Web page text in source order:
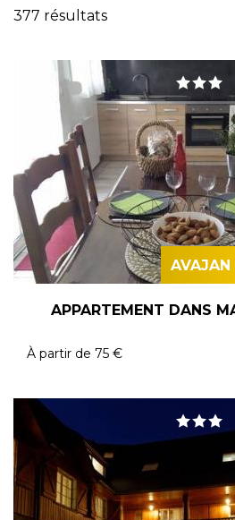
377 résultats
AVAJAN
APPARTEMENT DANS
À partir de 75 €